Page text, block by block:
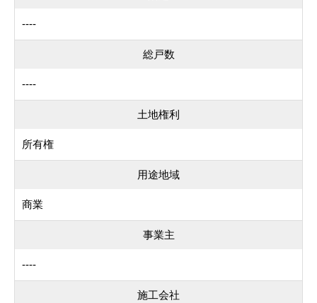
----
総戸数
----
土地権利
所有権
用途地域
商業
事業主
----
施工会社